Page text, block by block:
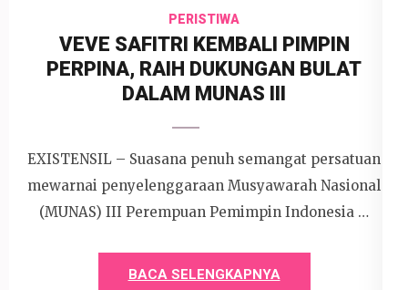
PERISTIWA
VEVE SAFITRI KEMBALI PIMPIN
PERPINA, RAIH DUKUNGAN BULAT
DALAM MUNAS III
EXISTENSIL – Suasana penuh semangat persatuan
mewarnai penyelenggaraan Musyawarah Nasional
(MUNAS) III Perempuan Pemimpin Indonesia …
BACA SELENGKAPNYA